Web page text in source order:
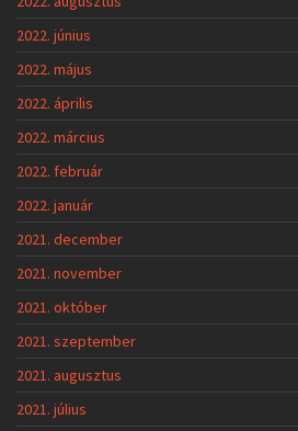
2022. június
2022. május
2022. április
2022. március
2022. február
2022. január
2021. december
2021. november
2021. október
2021. szeptember
2021. augusztus
2021. július